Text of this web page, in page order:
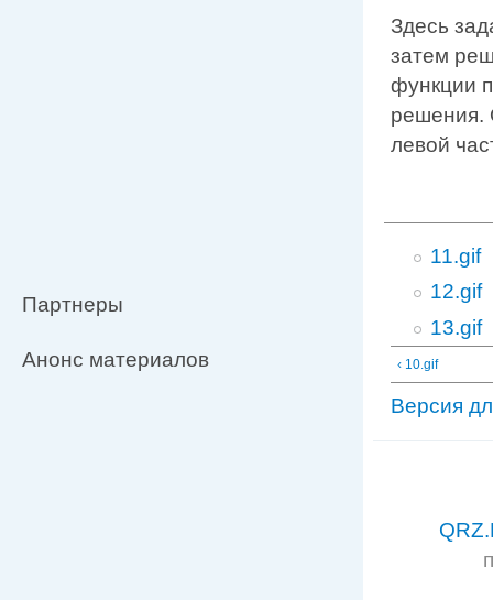
Партнеры
Анонс материалов
Здесь
затем
функции
решения.
левой
11.gif
12.gif
13.gif
‹ 10.gif
Версия